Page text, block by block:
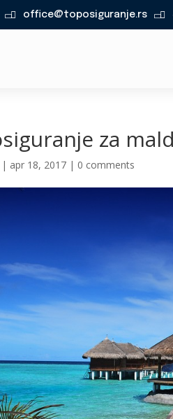
 office@toposiguranje.rs 
za
| apr 18, 2017 | 0 comments